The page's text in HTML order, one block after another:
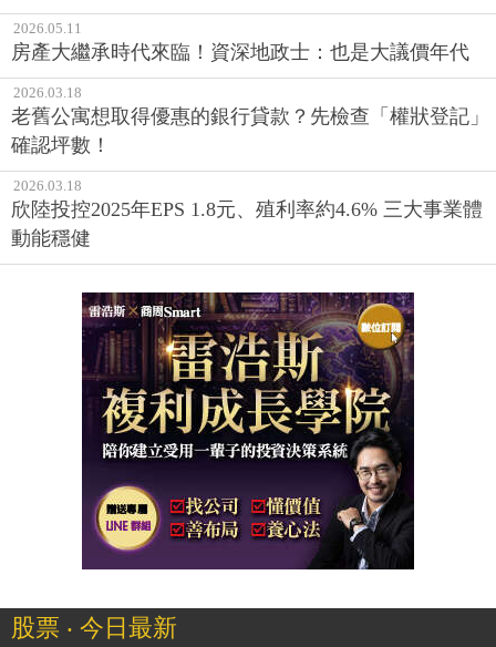
2026.05.11
房產大繼承時代來臨！資深地政士：也是大議價年代
2026.03.18
老舊公寓想取得優惠的銀行貸款？先檢查「權狀登記」
確認坪數！
2026.03.18
欣陸投控2025年EPS 1.8元、殖利率約4.6% 三大事業體
動能穩健
股票 ‧ 今日最新